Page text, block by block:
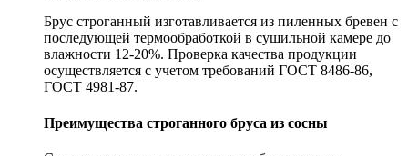
Брус строганный изготавливается из пиленных бревен с
последующей термообработкой в сушильной камере до
влажности 12-20%. Проверка качества продукции
осуществляется с учетом требований ГОСТ 8486-86,
ГОСТ 4981-87.
Преимущества строганного бруса из сосны